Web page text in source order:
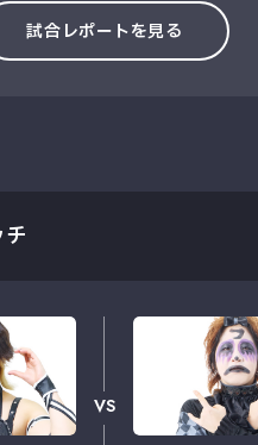
試合レポートを見る
チ
VS